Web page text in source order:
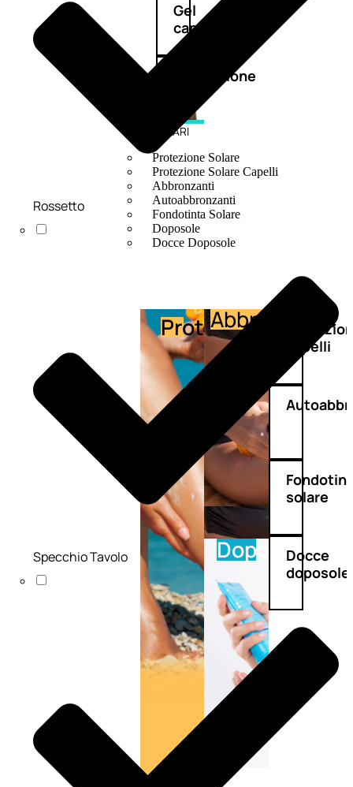
Gel
capelli
Colorazione
SOLARI
Protezione Solare
Protezione Solare Capelli
Abbronzanti
Autoabbronzanti
Fondotinta Solare
Doposole
Docce Doposole
ProtezioneAbbronzante
Doposole
capelli
solare
Docce
doposole
Rossetto
Specchio Tavolo